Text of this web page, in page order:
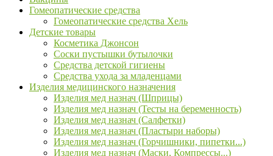
Гомеопатические средства
Гомеопатические средства Хель
Детские товары
Косметика Джонсон
Соски пустышки бутылочки
Средства детской гигиены
Средства ухода за младенцами
Изделия медицинского назначения
Изделия мед назнач (Шприцы)
Изделия мед назнач (Тесты на беременность)
Изделия мед назнач (Салфетки)
Изделия мед назнач (Пластыри наборы)
Изделия мед назнач (Горчишники, пипетки...)
Изделия мед назнач (Маски, Компрессы...)